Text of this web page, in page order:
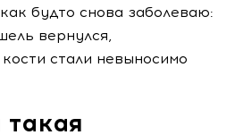
будто снова заболеваю:
вернулся,
стали невыносимо